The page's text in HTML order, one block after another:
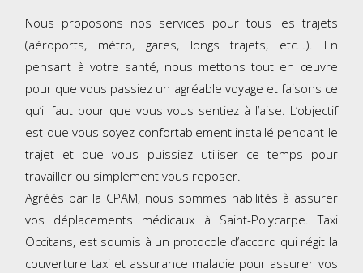
Nous proposons nos services pour tous les trajets
(aéroports, métro, gares, longs trajets, etc…). En
pensant à votre santé, nous mettons tout en œuvre
pour que vous passiez un agréable voyage et faisons ce
qu’il faut pour que vous vous sentiez à l’aise. L’objectif
est que vous soyez confortablement installé pendant le
trajet et que vous puissiez utiliser ce temps pour
travailler ou simplement vous reposer.
Agréés par la CPAM, nous sommes habilités à assurer
vos déplacements médicaux à Saint-Polycarpe. Taxi
Occitans, est soumis à un protocole d’accord qui régit la
couverture taxi et assurance maladie pour assurer vos